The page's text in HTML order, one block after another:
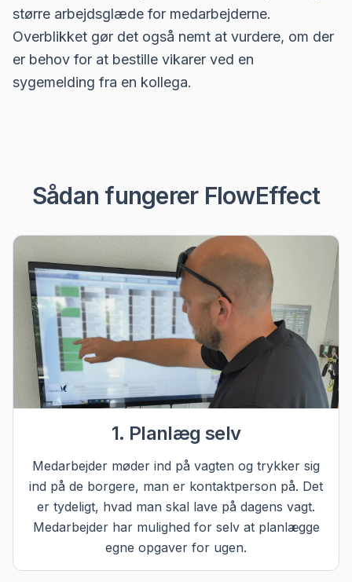
større arbejdsglæde for medarbejderne.
Overblikket gør det også nemt at vurdere, om der
er behov for at bestille vikarer ved en
sygemelding fra en kollega.
Sådan fungerer FlowEffect
1. Planlæg selv
Medarbejder møder ind på vagten og trykker sig
ind på de borgere, man er kontaktperson på. Det
er tydeligt, hvad man skal lave på dagens vagt.
Medarbejder har mulighed for selv at planlægge
egne opgaver for ugen.